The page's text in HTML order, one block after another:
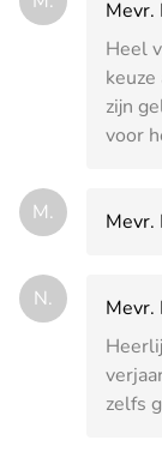
Mevr.
Heel
zijn
voor
M. Mevr.
N.
Mevr.
zelfs